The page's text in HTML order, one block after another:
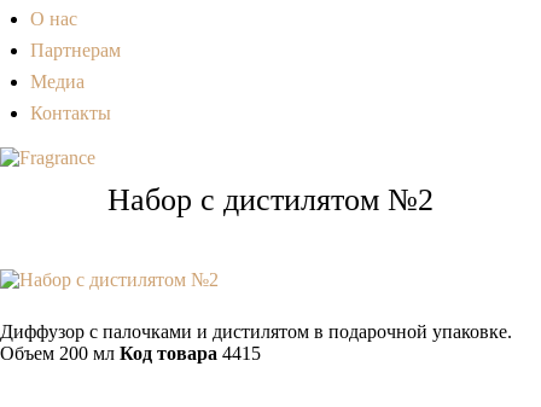
О нас
Партнерам
Медиа
Контакты
Набор с дистилятом №2
Диффузор с палочками и дистилятом в подарочной упаковке.
Объем 200 мл Код товара 4415